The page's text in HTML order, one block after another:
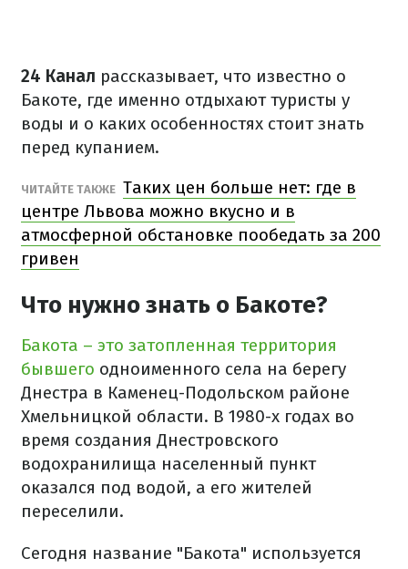
24 Канал рассказывает, что известно о
Бакоте, где именно отдыхают туристы у
воды и о каких особенностях стоит знать
перед купанием.
ЧИТАЙТЕ ТАКЖЕ Таких цен больше нет: где в
центре Львова можно вкусно и в
атмосферной обстановке пообедать за 200
гривен
Что нужно знать о Бакоте?
Бакота – это затопленная территория
бывшего одноименного села на берегу
Днестра в Каменец-Подольском районе
Хмельницкой области. В 1980-х годах во
время создания Днестровского
водохранилища населенный пункт
оказался под водой, а его жителей
переселили.
Сегодня название "Бакота" используется